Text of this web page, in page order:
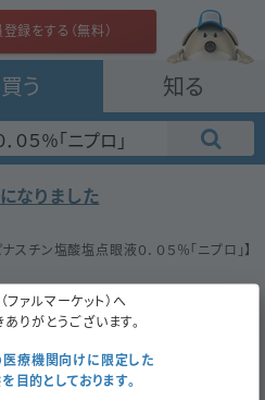
買う 知る
録をする（無料）
なりました
スチン塩酸塩点眼液０．０５％「ニプロ」】
に入り登録をしておきましょう。
ァルマーケット）へ
りがとうございます。
医療機関向けに限定した
目的としております。